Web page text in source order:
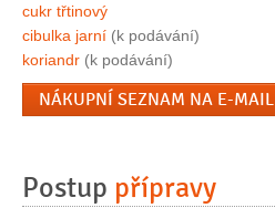
cukr třtinový
cibulka jarní (k podávání)
koriandr (k podávání)
NÁKUPNÍ SEZNAM NA E-MAIL
Postup přípravy